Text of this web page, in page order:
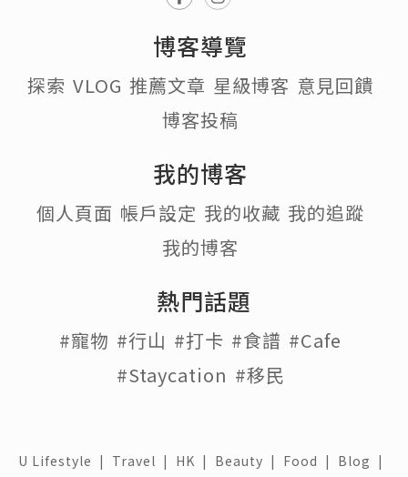
博客導覽
探索 VLOG 推薦文章 星級博客 意見回饋
博客投稿
我的博客
個人頁面 帳戶設定 我的收藏 我的追蹤
我的博客
熱門話題
#寵物 #行山 #打卡 #食譜 #Cafe
#Staycation #移民
U Lifestyle | Travel | HK | Beauty | Food | Blog |